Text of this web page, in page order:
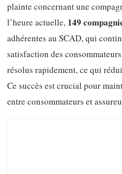
plainte concernant une
l’heure actuelle, 149
adhérentes au SCAD, qui
satisfaction des
résolus rapidement, ce qui
Ce succès est crucial pour
entre consommateurs et